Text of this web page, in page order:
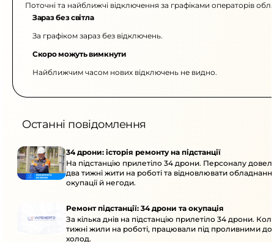
Поточні та найближчі відключення за графіками операторів
Зараз без світла
За графіком зараз без відключень.
Скоро можуть вимкнути
Найближчим часом нових відключень не видно.
Останні повідомлення
34 дрони: історія ремонту на підстанції
На підстанцію прилетіло 34 дрони. Персоналу
два тижні жити на роботі та відновлювати
окупації й негоди.
Ремонт підстанції: 34 дрони та окупація
За кілька днів на підстанцію прилетіло 34 дрони.
тижні жили на роботі, працювали під проливними
холод.